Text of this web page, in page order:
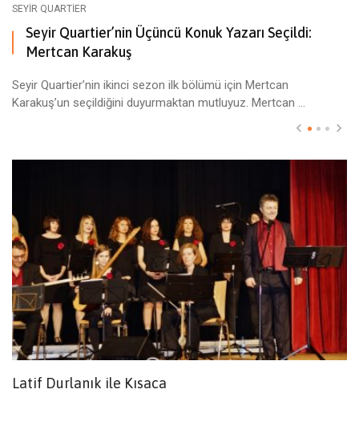
SEYIR QUARTIER
Seyir Quartier’nin Üçüncü Konuk Yazarı Seçildi:
Mertcan Karakuş
Seyir Quartier’nin ikinci sezon ilk bölümü için Mertcan
Karakuş’un seçildiğini duyurmaktan mutluyuz. Mertcan ...
Latif Durlanık ile Kısaca